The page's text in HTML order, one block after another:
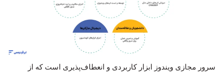
سرور مجازی ویندوز ابزار کاربردی و انعطاف‌پذیری است که از